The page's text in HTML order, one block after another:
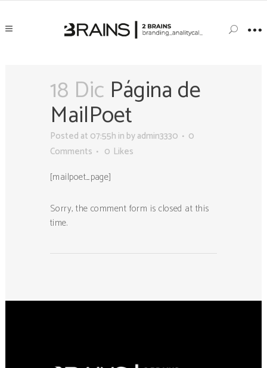
18 Dic Página de
MailPoet
Posted at 07:55h in byadmin3330
0
Comments
0 Likes
[mailpoet_page]
Sorry, the comment form is closed at this
time.